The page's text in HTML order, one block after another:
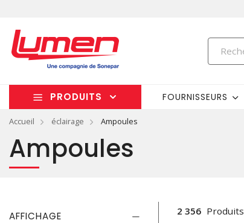
PRODUITS FOURNISSEURS
Accueil éclairage Ampoules
Ampoules
AFFICHAGE
2 356 Produits